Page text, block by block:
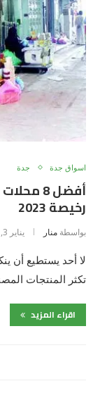
اسواق جدة جدة
أفضل 8
رخيصة 2023
بواسطة منار يناير 3, 2023
لا أحد يستطيع أن
تكثر المنتجات
اقراء المزيد